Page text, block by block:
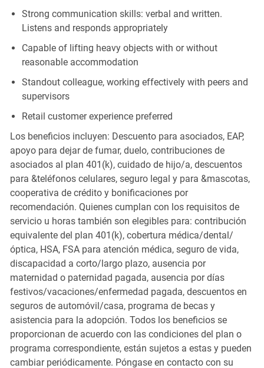
Strong communication skills: verbal and written.
Listens and responds appropriately
Capable of lifting heavy objects with or without
reasonable accommodation
Standout colleague, working effectively with peers and
supervisors
Retail customer experience preferred
Los beneficios incluyen: Descuento para asociados, EAP,
apoyo para dejar de fumar, duelo, contribuciones de
asociados al plan 401(k), cuidado de hijo/a, descuentos
para &teléfonos celulares, seguro legal y para &mascotas,
cooperativa de crédito y bonificaciones por
recomendación. Quienes cumplan con los requisitos de
servicio u horas también son elegibles para: contribución
equivalente del plan 401(k), cobertura médica/dental/
óptica, HSA, FSA para atención médica, seguro de vida,
discapacidad a corto/largo plazo, ausencia por
maternidad o paternidad pagada, ausencia por días
festivos/vacaciones/enfermedad pagada, descuentos en
seguros de automóvil/casa, programa de becas y
asistencia para la adopción. Todos los beneficios se
proporcionan de acuerdo con las condiciones del plan o
programa correspondiente, están sujetos a estas y pueden
cambiar periódicamente. Póngase en contacto con su